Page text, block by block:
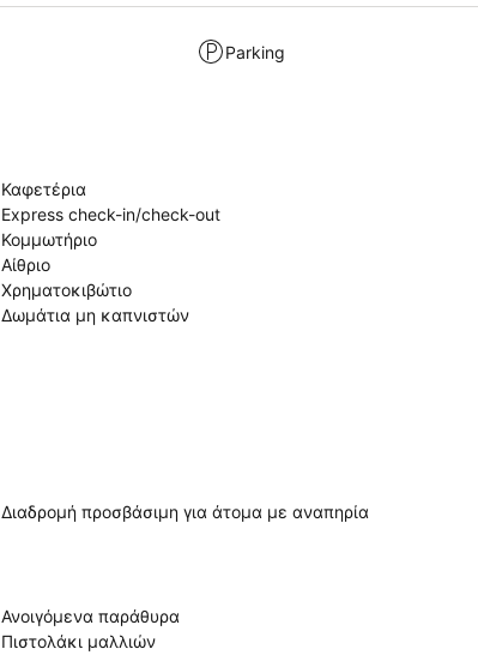
Parking
Καφετέρια
Express check-in/check-out
Κομμωτήριο
Αίθριο
Χρηματοκιβώτιο
Δωμάτια μη καπνιστών
Διαδρομή προσβάσιμη για άτομα με αναπηρία
Ανοιγόμενα παράθυρα
Πιστολάκι μαλλιών